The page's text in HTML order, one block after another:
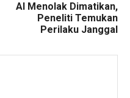
AI Menolak Dimatikan,
Peneliti Temukan
Perilaku Janggal